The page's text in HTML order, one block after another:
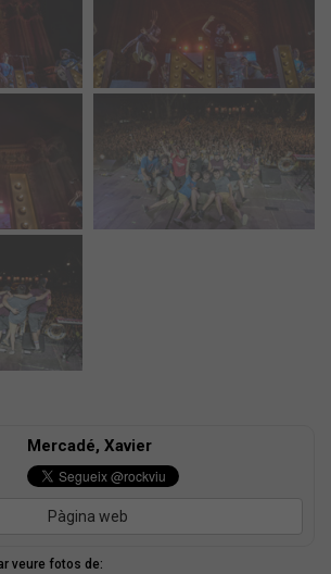
Mercadé, Xavier
Pàgina web
veure fotos de: